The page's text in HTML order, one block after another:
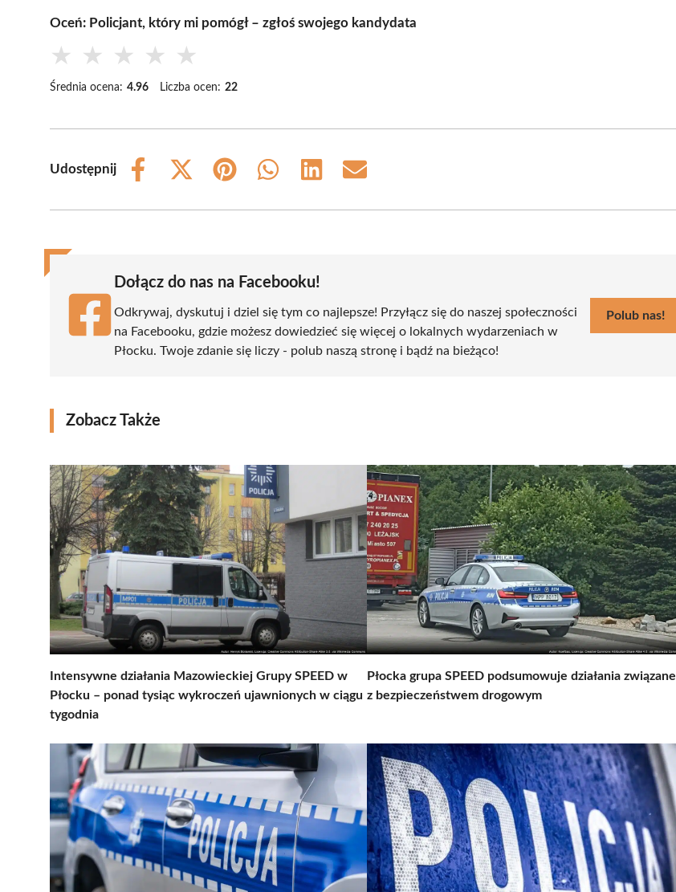
Oceń: Policjant, który mi pomógł – zgłoś swojego kandydata
★ ★ ★ ★ ★
Średnia ocena: 4.96 Liczba ocen: 22
Udostępnij
Share
Share
(Twitter)
Share
Share
Share
Share
Dołącz do nas na Facebooku!
Odkrywaj, dyskutuj i dziel się tym co najlepsze! Przyłącz się do naszej społeczności
na Facebooku, gdzie możesz dowiedzieć się więcej o lokalnych wydarzeniach w
Płocku. Twoje zdanie się liczy - polub naszą stronę i bądź na bieżąco!
Polub nas!
Zobacz Także
Intensywne działania Mazowieckiej Grupy SPEED w
Płocku – ponad tysiąc wykroczeń ujawnionych w ciągu
tygodnia
Płocka grupa SPEED podsumowuje działania związane
z bezpieczeństwem drogowym